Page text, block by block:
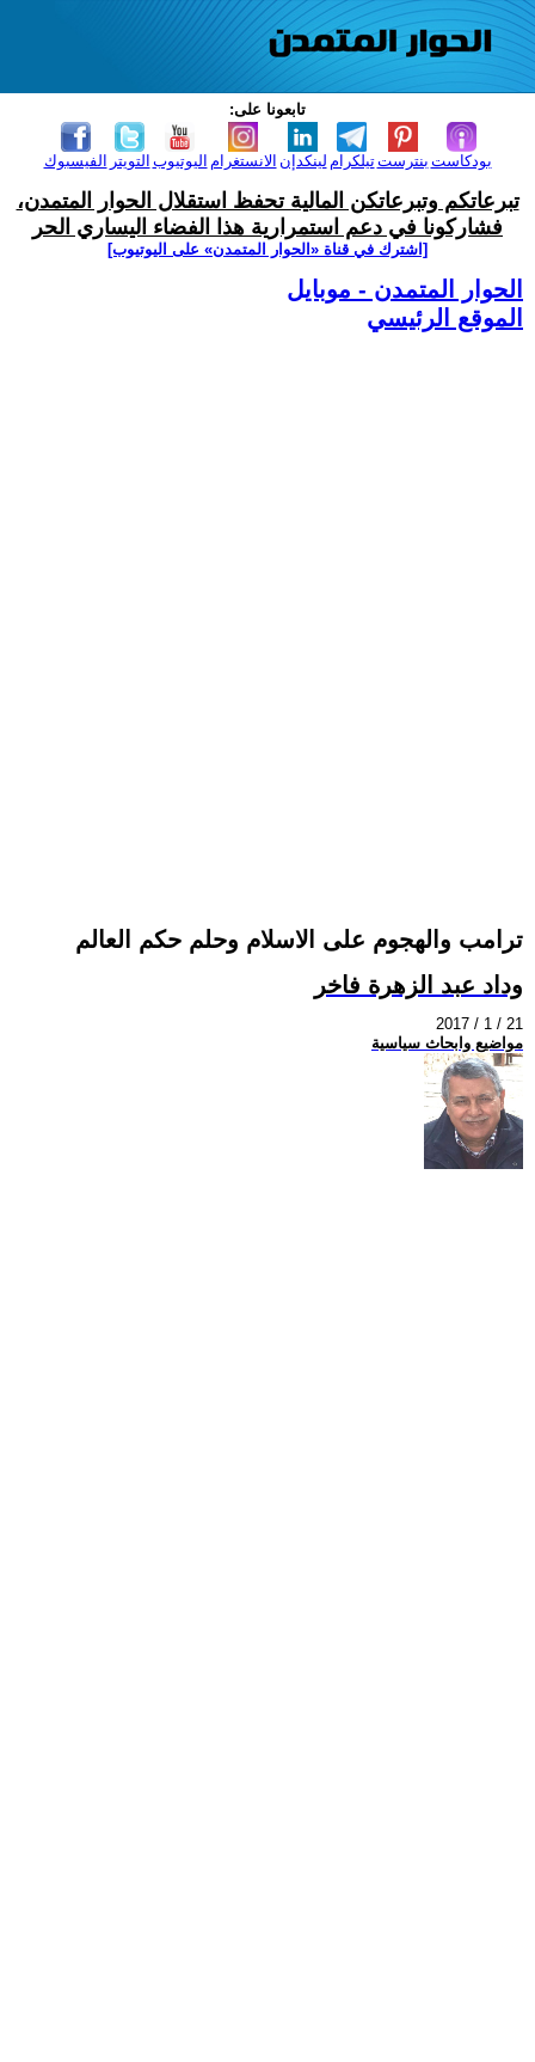
تابعونا على:
الفيسبوك التويتر اليوتيوب الانستغرام لينكدإن تيلكرامبنترست بودكاست
تبرعاتكم وتبرعاتكن المالية تحفظ استقلال الحوار المتمدن،
فشاركونا في دعم استمرارية هذا الفضاء اليساري الحر
[اشترك في قناة ‫«الحوار المتمدن» على اليوتيوب]
الحوار المتمدن - موبايل
الموقع الرئيسي
ترامب والهجوم على الاسلام وحلم حكم العالم
وداد عبد الزهرة فاخر
2017 / 1 / 21
مواضيع وابحاث سياسية